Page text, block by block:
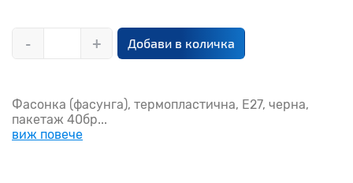
- + Добави в количка
Фасонка (фасунга), термопластична, E27, черна,
пакетаж 40бр...
виж повече